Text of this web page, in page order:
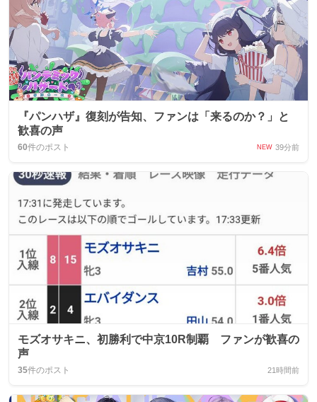
『パンハザ』復刻が告知、ファンは「来るのか？」と
歓喜の声
60件のポスト NEW 39分前
モズオサキニ、初勝利で中京10R制覇 ファンが歓喜の
声
35件のポスト 21時間前